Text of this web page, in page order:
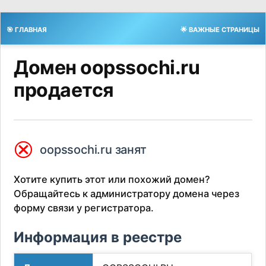
🎯 ГЛАВНАЯ 🌟 ВАЖНЫЕ СТРАНИЦЫ
Домен oopssochi.ru
продается
⮿ oopssochi.ru занят
Хотите купить этот или похожий домен?
Обращайтесь к администратору домена через
форму связи у регистратора.
Информация в реестре